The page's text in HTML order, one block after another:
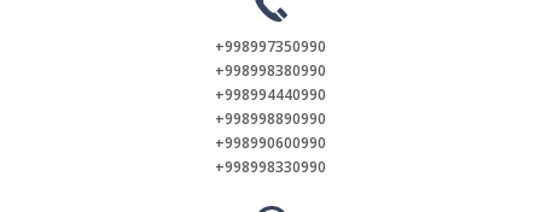
+998997350990
+998998380990
+998994440990
+998998890990
+998990600990
+998998330990